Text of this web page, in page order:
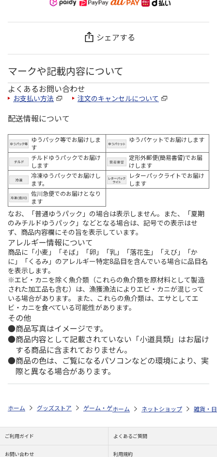
シェアする
マークや記載内容について
よくあるお問い合わせ
お支払い方法 注文のキャンセルについて
配送情報について
ゆうパック等でお届けしま
す
ゆうパケットでお届けします
チルドゆうパックでお届け
します
定形外郵便(簡易書留)でお届
けします
冷凍ゆうパックでお届けし
ます。
レターパックライトでお届け
します
佐川急便でのお届けとなり
ます
なお、「普通ゆうパック」の場合は表示しません。また、「夏期
のみチルドゆうパック」などとなる場合は、記号での表示はせ
ず、商品内容欄にその旨を表示しています。
アレルギー情報について
商品に「小麦」「そば」「卵」「乳」「落花生」「えび」「か
に」「くるみ」のアレルギー特定8品目を含んでいる場合に品目名
を表示します。
※エビ・カニを除く魚介類（これらの魚介類を原材料として製造
された加工品も含む）は、漁獲漁法によりエビ・カニが混じって
いる場合があります。 また、これらの魚介類は、エサとしてエ
ビ・カニを食べている可能性があります。
その他
商品写真はイメージです。
商品内容として記載されていない「小道具類」はお届け
する商品に含まれておりません。
商品の色は、ご覧になるパソコンなどの環境により、実
際と異なる場合があります。
ホーム グッズストア ゲーム・ゲームキャラクター 英雄伝説 軌跡シ
ホーム ネットショップ 雑貨・
ご利用ガイド よくあるご質問
お問い合わせ 利用規約